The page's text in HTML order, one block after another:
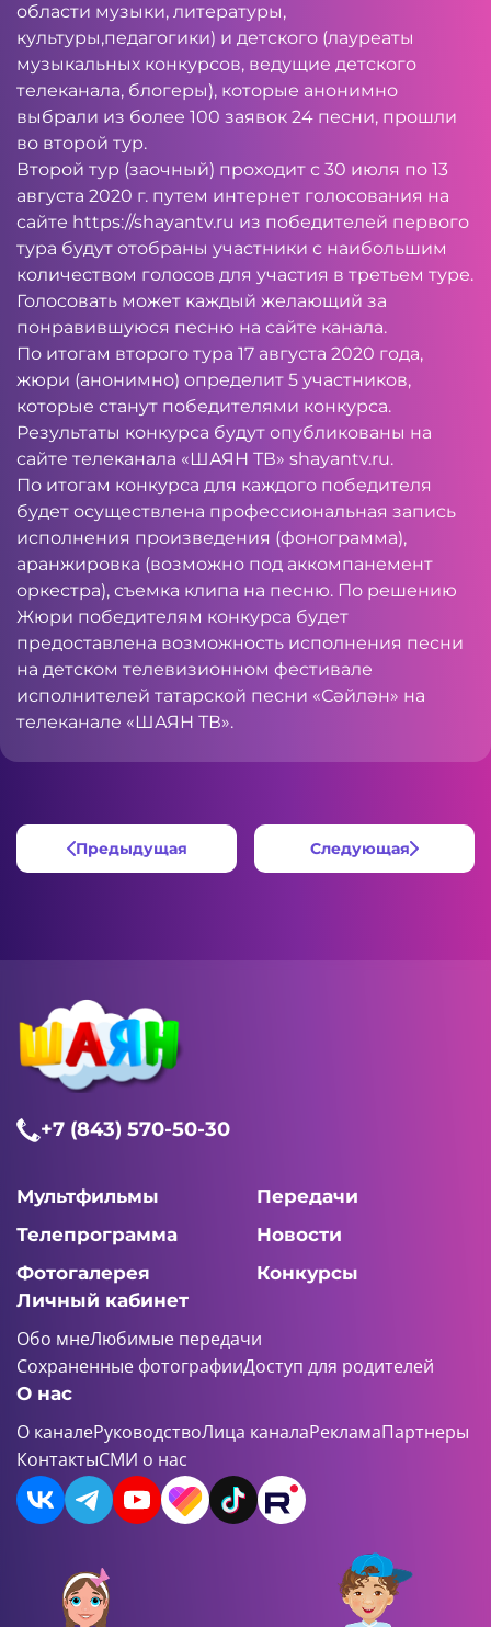
области музыки, литературы,
культуры,педагогики) и детского (лауреаты
музыкальных конкурсов, ведущие детского
телеканала, блогеры), которые анонимно
выбрали из более 100 заявок 24 песни, прошли
во второй тур.
Второй тур (заочный) проходит с 30 июля по 13
августа 2020 г. путем интернет голосования на
сайте https://shayantv.ru из победителей первого
тура будут отобраны участники с наибольшим
количеством голосов для участия в третьем туре.
Голосовать может каждый желающий за
понравившуюся песню на сайте канала.
По итогам второго тура 17 августа 2020 года,
жюри (анонимно) определит 5 участников,
которые станут победителями конкурса.
Результаты конкурса будут опубликованы на
сайте телеканала «ШАЯН ТВ» shayantv.ru.
По итогам конкурса для каждого победителя
будет осуществлена профессиональная запись
исполнения произведения (фонограмма),
аранжировка (возможно под аккомпанемент
оркестра), съемка клипа на песню. По решению
Жюри победителям конкурса будет
предоставлена возможность исполнения песни
на детском телевизионном фестивале
исполнителей татарской песни «Сәйлән» на
телеканале «ШАЯН ТВ».
Предыдущая Следующая
+7 (843) 570-50-30
Мультфильмы
Передачи
Телепрограмма
Новости
Фотогалерея
Конкурсы
Личный кабинет
Обо мнеЛюбимые передачи
Сохраненные фотографииДоступ для родителей
О нас
О каналеРуководствоЛица каналаРекламаПартнеры
КонтактыСМИ о нас